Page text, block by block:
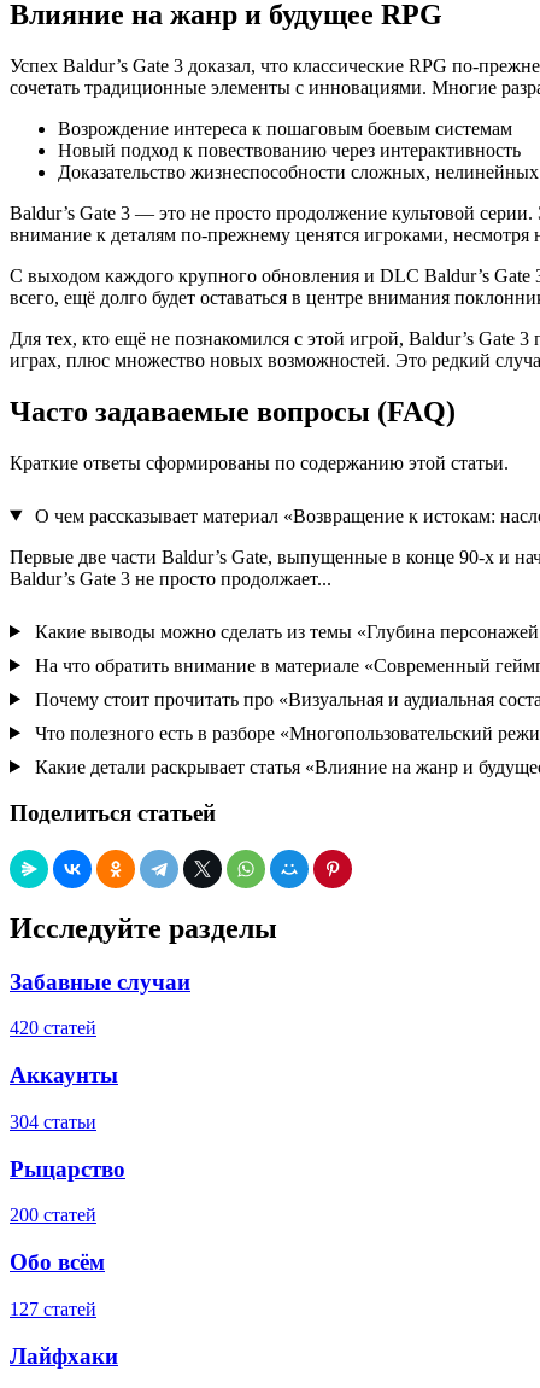
Влияние на жанр и будущее RPG
Успех Baldur’s Gate 3 доказал, что классические RPG по-
сочетать традиционные элементы с инновациями. Многие
Возрождение интереса к пошаговым боевым системам
Новый подход к повествованию через интерактивность
Доказательство жизнеспособности сложных,
Baldur’s Gate 3 — это не просто продолжение культовой
внимание к деталям по-прежнему ценятся игроками,
С выходом каждого крупного обновления и DLC Baldur’s Gate
всего, ещё долго будет оставаться в центре внимания
Для тех, кто ещё не познакомился с этой игрой, Baldur’s Gate
играх, плюс множество новых возможностей. Это редкий
Часто задаваемые вопросы (FAQ)
Краткие ответы сформированы по содержанию этой статьи.
О чем рассказывает материал «Возвращение к истокам:
Первые две части Baldur’s Gate, выпущенные в конце 90-х и
Baldur’s Gate 3 не просто продолжает...
Какие выводы можно сделать из темы «Глубина персонажей
На что обратить внимание в материале «Современный
Почему стоит прочитать про «Визуальная и аудиальная
Что полезного есть в разборе «Многопользовательский
Какие детали раскрывает статья «Влияние на жанр и
Поделиться статьей
Исследуйте разделы
Забавные случаи
420 статей
Аккаунты
304 статьи
Рыцарство
200 статей
Обо всём
127 статей
Лайфхаки